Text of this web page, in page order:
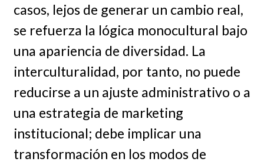
casos, lejos de generar un cambio real,
se refuerza la lógica monocultural bajo
una apariencia de diversidad. La
interculturalidad, por tanto, no puede
reducirse a un ajuste administrativo o a
una estrategia de marketing
institucional; debe implicar una
transformación en los modos de